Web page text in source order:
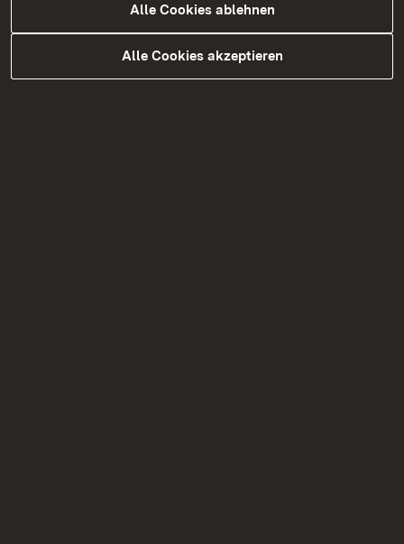
Beschwerdestelle nach § 13 AGG
Alle Cookies ablehnen
Alle Cookies akzeptieren